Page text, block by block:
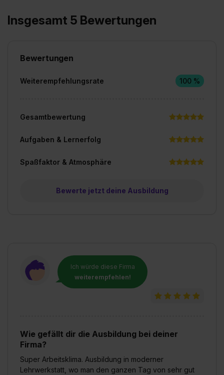
Insgesamt 5 Bewertungen
Ich würde diese Firma
weiterempfehlen!
Wie gefällt dir die Ausbildung bei deiner
Firma?
Super Arbeitsklima. Ausbildung in moderner
Lehrwerkstatt, wo man den ganzen Tag von sehr gut
Bewertungen
Weiterempfehlungsrate 100 %
Gesamtbewertung
Aufgaben & Lernerfolg
Spaßfaktor & Atmosphäre
Bewerte jetzt deine Ausbildung